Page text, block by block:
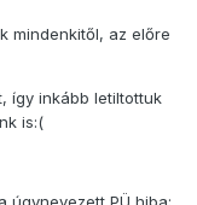
mindenkitől, az előre
így inkább letiltottuk
is:(